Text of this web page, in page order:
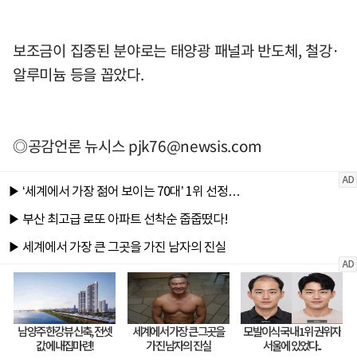
보조금이 집중된 분야로는 태양광 패널과 반도체, 철강·
알루미늄 등을 꼽았다.
◎공감언론 뉴시스pjk76@newsis.com